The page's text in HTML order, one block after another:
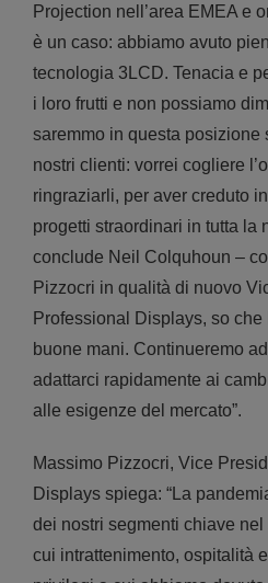
Projection nell’area EMEA e
è un caso: abbiamo avuto
tecnologia 3LCD. Tenacia e
i loro frutti e non possiamo
saremmo in questa posizione
nostri clienti: vorrei cogliere
ringraziarli, per aver creduto
progetti straordinari in tutta la
conclude Neil Colquhoun –
Pizzocri in qualità di nuovo
Professional Displays, so
buone mani. Continueremo
adattarci rapidamente ai
alle esigenze del mercato”.
Massimo Pizzocri, Vice
Displays spiega: “La
dei nostri segmenti chiave
cui intrattenimento, ospitalità